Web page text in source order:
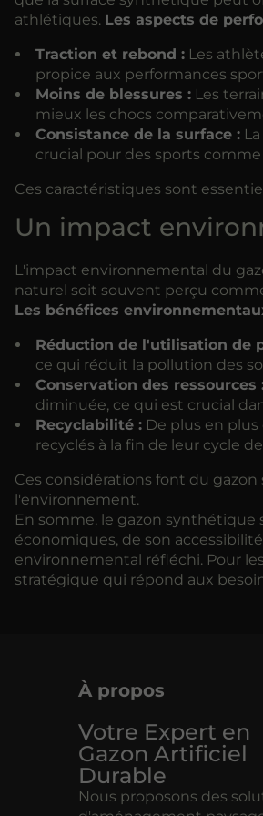
athlétiques. Les aspects de
Traction et rebond : Les
propice aux performances
Moins de blessures : Les
mieux les chocs
Consistance de la surface :
crucial pour des sports
Ces caractéristiques sont
Un impact
L'impact environnemental du
naturel soit souvent perçu
Les bénéfices
Réduction de l'utilisation de
ce qui réduit la pollution des
Conservation des ressources
diminuée, ce qui est crucial
Recyclabilité : De plus en
recyclés à la fin de leur cycle
Ces considérations font du
l'environnement.
En somme, le gazon synthétique
économiques, de son
environnemental réfléchi. Pour
stratégique qui répond aux
À propos
Votre Expert en
Gazon Artificiel
Durable
Nous proposons des